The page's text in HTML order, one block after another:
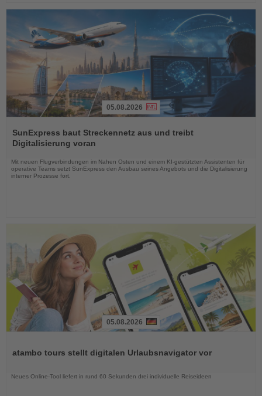
Sie
die
Nachrichten
05.08.2026
SunExpress baut Streckennetz aus und treibt
Digitalisierung voran
Mit neuen Flugverbindungen im Nahen Osten und einem KI-gestützten Assistenten für
operative Teams setzt SunExpress den Ausbau seines Angebots und die Digitalisierung
interner Prozesse fort.
die
05.08.2026
atambo tours stellt digitalen Urlaubsnavigator vor
Neues Online-Tool liefert in rund 60 Sekunden drei individuelle Reiseideen